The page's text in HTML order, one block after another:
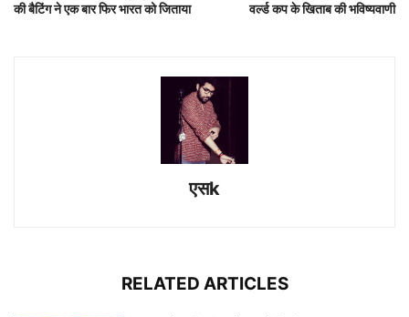
की बैटिंग ने एक बार फिर भारत को जिताया
वर्ल्ड कप के खिताब की भविष्यवाणी
एसk
RELATED ARTICLES